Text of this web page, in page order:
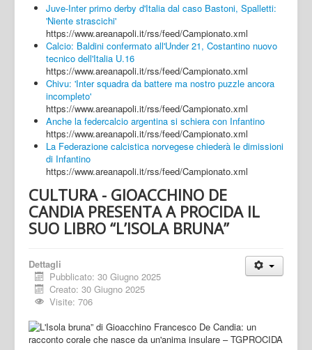
Juve-Inter primo derby d'Italia dal caso Bastoni, Spalletti:
'Niente strascichi'
https://www.areanapoli.it/rss/feed/Campionato.xml
Calcio: Baldini confermato all'Under 21, Costantino nuovo
tecnico dell'Italia U.16
https://www.areanapoli.it/rss/feed/Campionato.xml
Chivu: 'Inter squadra da battere ma nostro puzzle ancora
incompleto'
https://www.areanapoli.it/rss/feed/Campionato.xml
Anche la federcalcio argentina si schiera con Infantino
https://www.areanapoli.it/rss/feed/Campionato.xml
La Federazione calcistica norvegese chiederà le dimissioni
di Infantino
https://www.areanapoli.it/rss/feed/Campionato.xml
CULTURA - GIOACCHINO DE
CANDIA PRESENTA A PROCIDA IL
SUO LIBRO “L’ISOLA BRUNA”
Dettagli
Pubblicato: 30 Giugno 2025
Creato: 30 Giugno 2025
Visite: 706